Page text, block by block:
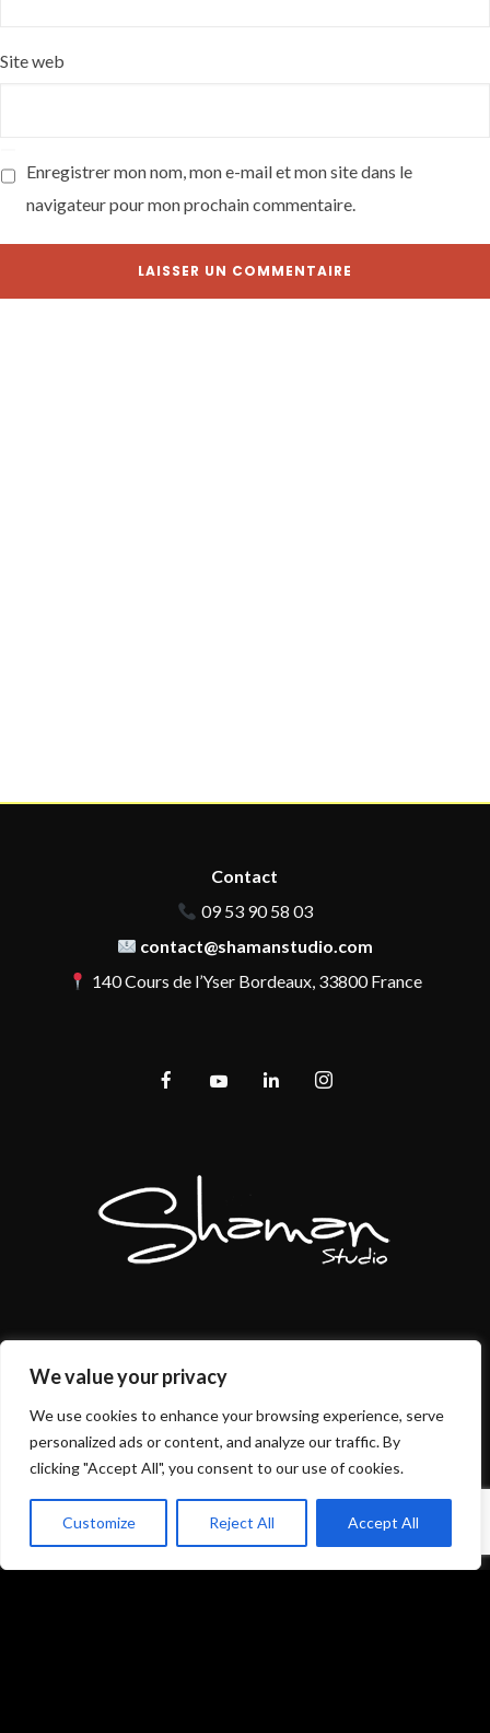
We value your privacy
We use cookies to enhance your browsing experience, serve
personalized ads or content, and analyze our traffic. By
clicking "Accept All", you consent to our use of cookies.
Customize Reject All Accept All
Site web
Enregistrer mon nom, mon e-mail et mon site dans le
navigateur pour mon prochain commentaire.
Contact
09 53 90 58 03
contact@shamanstudio.com
140 Cours de l’Yser Bordeaux, 33800 France
Mentions légales et politique de confidentialité